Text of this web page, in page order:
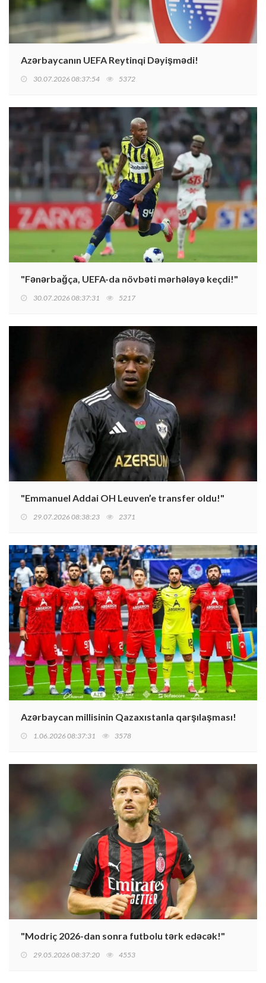
Azərbaycanın UEFA Reytinqi Dəyişmədi!
30.07.2026 08:37:54 5372
"Fənərbağça, UEFA-da növbəti mərhələyə keçdi!"
30.07.2026 08:37:31 5217
"Emmanuel Addai OH Leuven’e transfer oldu!"
29.07.2026 08:38:23 2371
Azərbaycan millisinin Qazaxıstanla qarşılaşması!
1.06.2026 08:37:31 3578
"Modriç 2026-dan sonra futbolu tərk edəcək!"
29.05.2026 08:37:20 4553